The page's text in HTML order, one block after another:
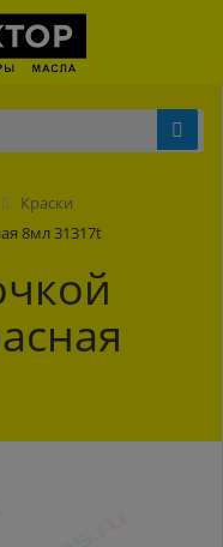
Краски
8мл 31317t